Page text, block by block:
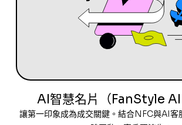
AI智慧名片（FanStyle AI
讓第一印象成為成交關鍵。結合NFC與AI客